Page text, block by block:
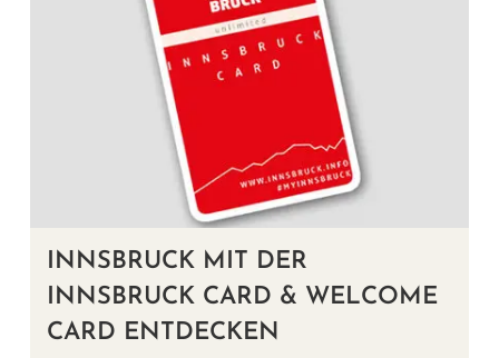
INNSBRUCK MIT DER
INNSBRUCK CARD & WELCOME
CARD ENTDECKEN